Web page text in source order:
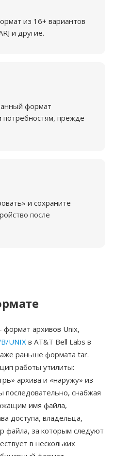
из 16+ вариантов
и другие.
формат
потребностям, прежде
и сохраните
после
архивов Unix,
UNIX в AT&T Bell Labs в
раньше формата tar.
работы утилиты:
архива и «наружу» из
последовательно, снабжая
имя файла,
доступа, владельца,
файла, за которым следуют
в нескольких